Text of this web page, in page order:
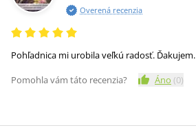
Overená recenzia
Pohľadnica mi urobila veľkú radosť. Ďakujem.
Pomohla vám táto recenzia?
Áno (0)